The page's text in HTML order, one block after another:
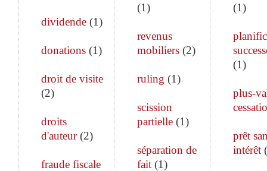
dividende (1)
donations (1)
droit de visite
(2)
droits
d'auteur(2)
fraude fiscale
(1)
revenus
mobiliers(2)
ruling (1)
scission
partielle(1)
séparation de
fait(1)
(1)
(1)
plus-
prêt
intérêt(